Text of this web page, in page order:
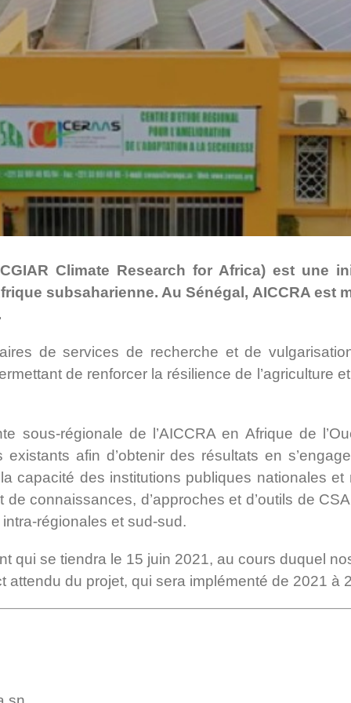
Climate Research for Africa) est une
subsaharienne. Au Sénégal, AICCRA est
de services de recherche et de
de renforcer la résilience de l’agriculture
régionale de l’AICCRA en Afrique de
afin d’obtenir des résultats en
capacité des institutions publiques nationales
connaissances, d’approches et d’outils de
régionales et sud-sud.
qui se tiendra le 15 juin 2021, au cours duquel
attendu du projet, qui sera implémenté de 2021 à